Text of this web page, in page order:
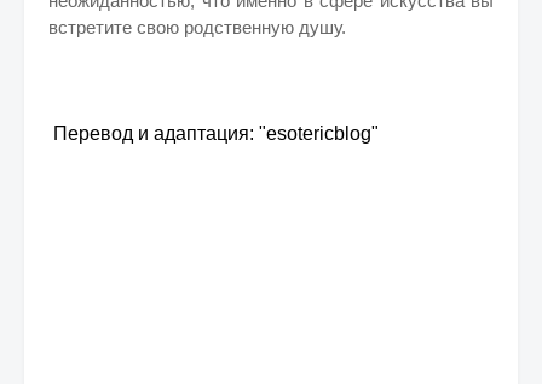
встретите свою родственную душу.
Перевод и адаптация: "esotericblog"